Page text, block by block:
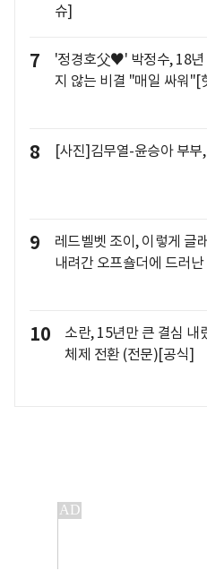
슈]
7
'정경호父♥' 박정수, 18년
지 않는 비결 "매일 싸워"[
8 [사진]김무열-윤승아 부부
9
레드벨벳 조이, 이렇게 글
내려간 오프숄더에 드러
10
소란, 15년만 큰 결심 내
체제 전환 (전문)[공식]